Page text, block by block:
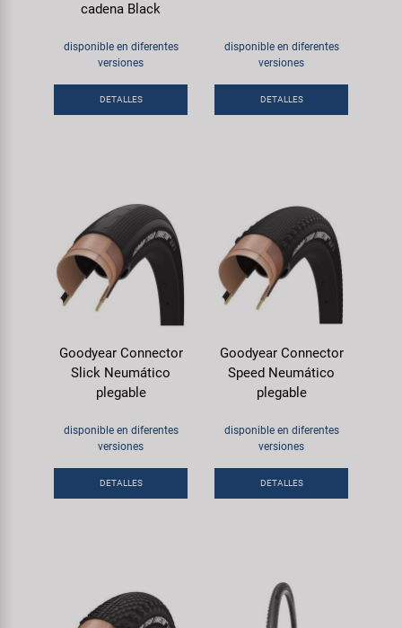
cadena Black
disponible en diferentes
versiones
DETALLES
disponible en diferentes
versiones
DETALLES
Goodyear Connector
Slick Neumático
plegable
disponible en diferentes
versiones
DETALLES
Goodyear Connector
Speed Neumático
plegable
disponible en diferentes
versiones
DETALLES